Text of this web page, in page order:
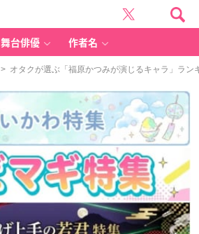
舞台俳優 作者名
> オタクが選ぶ「福原かつみが演じるキャラ」ラ